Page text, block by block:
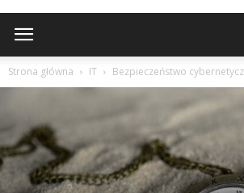
Strona główna IT Bezpieczeństwo